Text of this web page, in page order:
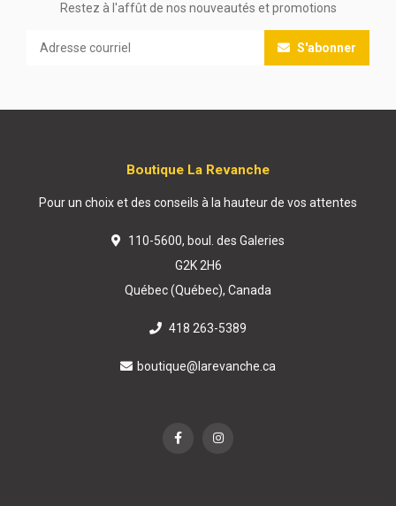
Restez à l'affût de nos nouveautés et promotions
S'abonner
Boutique La Revanche
Pour un choix et des conseils à la hauteur de vos attentes
110-5600, boul. des Galeries
G2K 2H6
Québec (Québec), Canada
418 263-5389
boutique@larevanche.ca